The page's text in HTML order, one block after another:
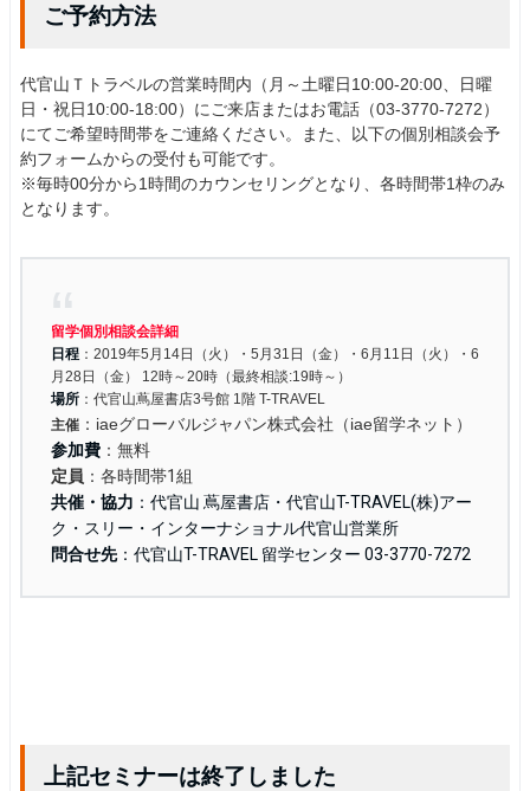
ご予約方法
代官山Ｔトラベルの営業時間内（月～土曜日10:00-20:00、日曜
日・祝日10:00-18:00）にご来店またはお電話（03-3770-7272）
にてご希望時間帯をご連絡ください。また、以下の個別相談会予
約フォームからの受付も可能です。
※毎時00分から1時間のカウンセリングとなり、各時間帯1枠のみ
となります。
留学個別相談会詳細
日程 ：2019年5月14日（火）・5月31日（金）・6月11日（火）・6
月28日（金） 12時～20時（最終相談:19時～）
場所 ：代官山蔦屋書店3号館 1階 T-TRAVEL
主催 ：iaeグローバルジャパン株式会社（iae留学ネット）
参加費 ：無料
定員 ：各時間帯1組
共催・協力 ：代官山 蔦屋書店・ 代官山T-TRAVEL(株)アー
ク・スリー・インターナショナル代官山営業所
問合せ先：代官山T-TRAVEL 留学センター 03-3770-7272
上記セミナーは終了しました